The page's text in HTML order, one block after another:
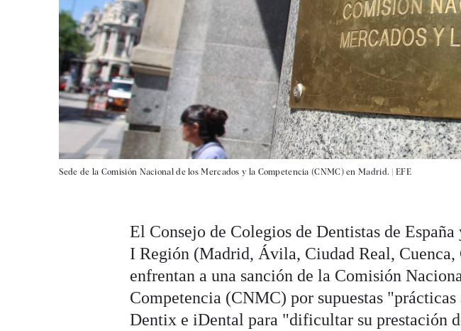
Sede de la Comisión Nacional de los Mercados y la Competencia (CNMC) en Madrid. |EFE
El Consejo de Colegios de Dentistas de
I Región (Madrid, Ávila, Ciudad Real, Cuenca,
enfrentan a una sanción de la Comisión
Competencia (CNMC) por supuestas
Dentix e iDental para "dificultar su prestación